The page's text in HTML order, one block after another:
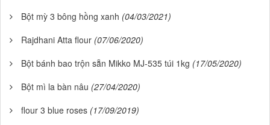
Bột mỳ 3 bông hồng xanh (04/03/2021)
Rajdhani Atta flour (07/06/2020)
Bột bánh bao trộn sẵn Mikko MJ-535 túi 1kg (17/05/2020)
Bột mì la bàn nâu (27/04/2020)
flour 3 blue roses (17/09/2019)